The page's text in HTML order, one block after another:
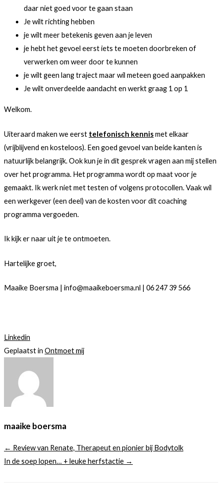
daar niet goed voor te gaan staan
Je wilt richting hebben
je wilt meer betekenis geven aan je leven
je hebt het gevoel eerst iets te moeten doorbreken of
verwerken om weer door te kunnen
je wilt geen lang traject maar wil meteen goed aanpakken
Je wilt onverdeelde aandacht en werkt graag 1 op 1
Welkom.
Uiteraard maken we eerst telefonisch kennismet elkaar
(vrijblijvend en kosteloos). Een goed gevoel van beide kanten is
natuurlijk belangrijk. Ook kun je in dit gesprek vragen aan mij stellen
over het programma. Het programma wordt op maat voor je
gemaakt. Ik werk niet met testen of volgens protocollen. Vaak wil
een werkgever (een deel) van de kosten voor dit coaching
programma vergoeden.
Ik kijk er naar uit je te ontmoeten.
Hartelijke groet,
Maaike Boersma | info@maaikeboersma.nl | 06 247 39 566
Linkedin
Geplaatst in Ontmoet mij
maaike boersma
← Review van Renate, Therapeut en pionier bij Bodytolk
In de soep lopen… + leuke herfstactie →